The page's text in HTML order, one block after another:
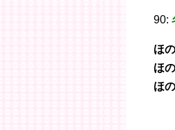
90:
ほ
ほ
ほ